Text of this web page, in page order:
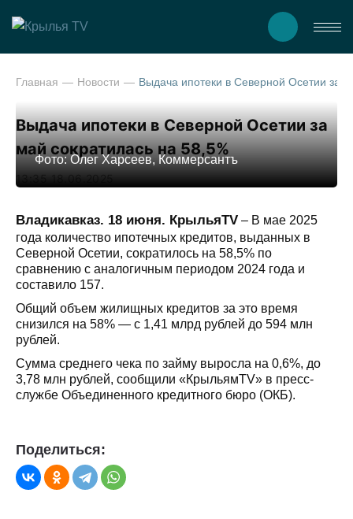
Главная Новости
Выдача ипотеки в Северной Осетии за
май сократилась на 58,5%
13:35 18.06.2025
Фото: Олег Харсеев, Коммерсантъ
Владикавказ. 18 июня. КрыльяTV – В мае 2025
года количество ипотечных кредитов, выданных в
Северной Осетии, сократилось на 58,5% по
сравнению с аналогичным периодом 2024 года и
составило 157.
Общий объем жилищных кредитов за это время
снизился на 58% — с 1,41 млрд рублей до 594 млн
рублей.
Сумма среднего чека по займу выросла на 0,6%, до
3,78 млн рублей, сообщили «КрыльямTV» в пресс-
службе Объединенного кредитного бюро (ОКБ).
Поделиться: